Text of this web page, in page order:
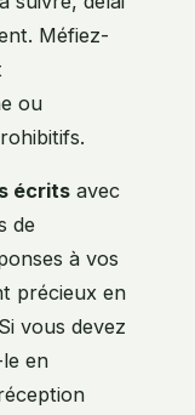
Méfiez-
ou
écrits avec
de
à vos
précieux en
vous devez
en